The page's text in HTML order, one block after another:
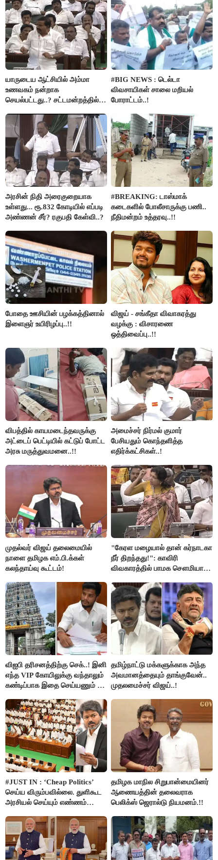
யாருடைய ஆட்சியில் அம்மா
உணவகம் நன்றாக
செயல்பட்டது..? சட்டமன்றத்தில்
#BIG NEWS : டெல்டா
விவசாயிகள் சாலை மறியல்
போராட்டம்..!
அரசின் நிதி அரைகுறையாக
உள்ளது... ரூ.832 கோடியில் எப்படி
அண்ணன் சீர்? ரகுபதி கேள்வி..?
#BREAKING: டாஸ்மாக்
கடைகளில் போலீசாருக்கு பணி..
நீதிமன்றம் உத்தரவு..!!
போதை ஊசியின் பழக்கத்தினால்
இளைஞர் உயிரிழப்பு..!!
விஜய் - சங்கீதா விவாகரத்து
வழக்கு : விசாரணை
ஒத்திவைப்பு..!!
விபத்தில் காயமடைந்தவருக்கு
அட்டைப் பெட்டியில் கட்டுப் போட்ட
அரசு மருத்துவமனை..!!
அமைச்சர் நிர்மல் குமார்
பேசியதும் கொந்தளித்த
எதிர்க்கட்சிகள்..!
முதல்வர் விஜய் தலைமையில்
நாளை தமிழக எம்.பி.க்கள்
கலந்தாய்வு கூட்டம்!
"கேரள மழையால் தான் கர்நாடகா
நீர் திறந்தது!": காவிரி
விவகாரத்தில் பாமக சௌமியா
விஐபி தரிசனத்திற்கு செக்..! இனி
எந்த VIP கோயிலுக்கு வந்தாலும்
கண்டிப்பாக இதை செய்யணும் -
தமிழ்நாட்டு மக்களுக்காக அந்த
அவமானத்தையும் தாங்குவேன்..
முதலமைச்சர் விஜய்..!
#JUST IN : ‘Cheap Politics’
செய்ய விரும்பவில்லை. துளிகூட
அரசியல் செய்யும் எண்ணம்
விஜய் பதில்!
தமிழக மாநில சிறுபான்மையினர்
ஆணையத்தின் தலைவராக
பெலிக்ஸ் ஜெரால்டு நியமனம்.!!